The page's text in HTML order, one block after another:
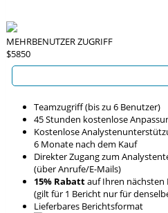
MEHRBENUTZER ZUGRIFF
$5850
Teamzugriff (bis zu 6 Benutzer)
45 Stunden kostenlose
Kostenlose
6 Monate nach dem Kauf
Direkter Zugang zum
(über Anrufe/E-Mails)
15% Rabattauf Ihren nächsten
(gilt für 1 Bericht nur für
Lieferbares Berichtsformat